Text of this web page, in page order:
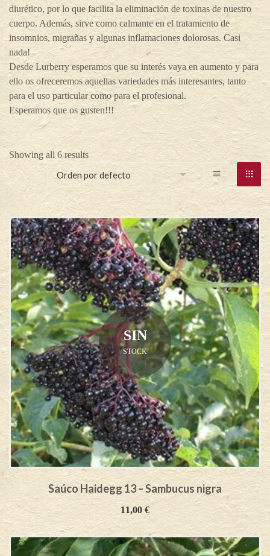
diurético, por lo que facilita la eliminación de toxinas de nuestro
cuerpo. Además, sirve como calmante en el tratamiento de
insomnios, migrañas y algunas inflamaciones dolorosas. Casi
nada!
Desde Lurberry esperamos que su interés vaya en aumento y para
ello os ofreceremos aquellas variedades más interesantes, tanto
para el uso particular como para el profesional.
Esperamos que os gusten!!!
Showing all 6 results
SIN
STOCK
Saúco Haidegg 13 – Sambucus nigra
11,00 €